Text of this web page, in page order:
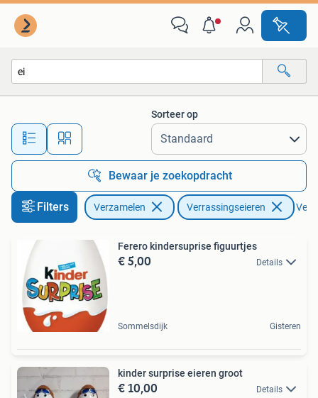
Alle afstanden…
Sorteer op
Bewaar je zoekopdracht
Filters Verzamelen Verrassingseieren
Ferero kindersuprise figuurtjes
€ 5,00 Details
Sommelsdijk Gisteren
kinder surprise eieren groot
€ 10,00 Details